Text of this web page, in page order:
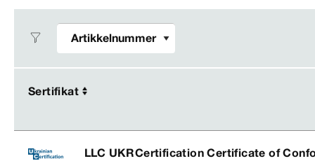
Sertifikat
Sertifikat
LLC UKRCertification Certificate of